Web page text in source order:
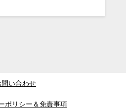
問い合わせ
ポリシー＆免責事項